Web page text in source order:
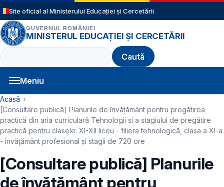
Sari la conținutul principal
Site oficial al Ministerului Educației și Cercetării
GUVERNUL ROMÂNIEI
MINISTERUL EDUCAȚIEI ȘI CERCETĂRII
Caută
Meniu
Navigație principală
Cale de navigare
Acasă
[Consultare publică] Planurile de învățământ pentru pregătirea
practică din aria curriculară Tehnologii si a stagiului de pregătire
practică pentru clasele: XI-XII liceu - filiera tehnologică, clasa a XI-a
- învățământ profesional și stagii de 720 ore
[Consultare publică] Planurile
de învățământ pentru